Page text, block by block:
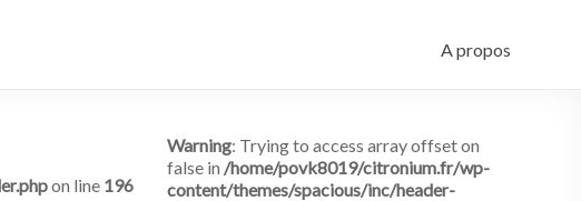
A propos
on line 196
Warning: Trying to access array offset on
false in /home/povk8019/citronium.fr/wp-
content/themes/spacious/inc/header-